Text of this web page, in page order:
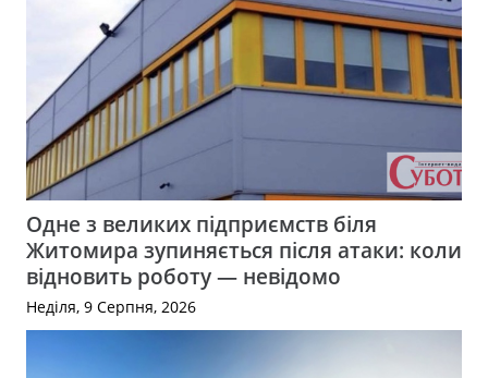
Одне з великих підприємств біля
Житомира зупиняється після атаки: коли
відновить роботу — невідомо
Неділя, 9 Серпня, 2026